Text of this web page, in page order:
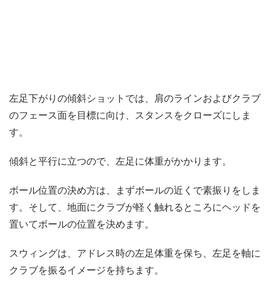
左足下がりの傾斜ショットでは、肩のラインおよびクラブ
のフェース面を目標に向け、スタンスをクローズにしま
す。
傾斜と平行に立つので、左足に体重がかかります。
ボール位置の決め方は、まずボールの近くで素振りをしま
す。そして、地面にクラブが軽く触れるところにヘッドを
置いてボールの位置を決めます。
スウィングは、アドレス時の左足体重を保ち、左足を軸に
クラブを振るイメージを持ちます。